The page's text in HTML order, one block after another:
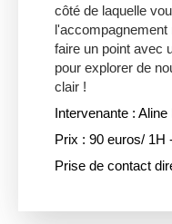
côté de laquelle
faire un point avec
pour explorer de
clair !
Intervenante : Aline
Prix : 90 euros/ 1H
Prise de contact